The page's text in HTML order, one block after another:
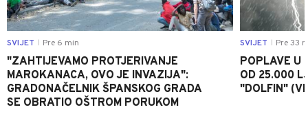
SVIJET Pre 6 min
"ZAHTIJEVAMO PROTJERIVANJE
MAROKANACA, OVO JE INVAZIJA":
GRADONAČELNIK ŠPANSKOG GRADA
SE OBRATIO OŠTROM PORUKOM
SVIJET Pre 33
POPLAVE U
OD 25.000
"DOLFIN"